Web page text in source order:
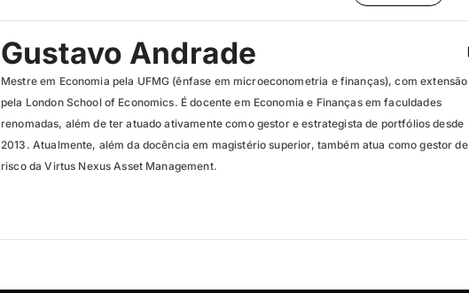
Gustavo Andrade
Mestre em Economia pela UFMG (ênfase em microeconometria e finanças), com extensão
pela London School of Economics. É docente em Economia e Finanças em faculdades
renomadas, além de ter atuado ativamente como gestor e estrategista de portfólios desde
2013. Atualmente, além da docência em magistério superior, também atua como gestor de
risco da Virtus Nexus Asset Management.